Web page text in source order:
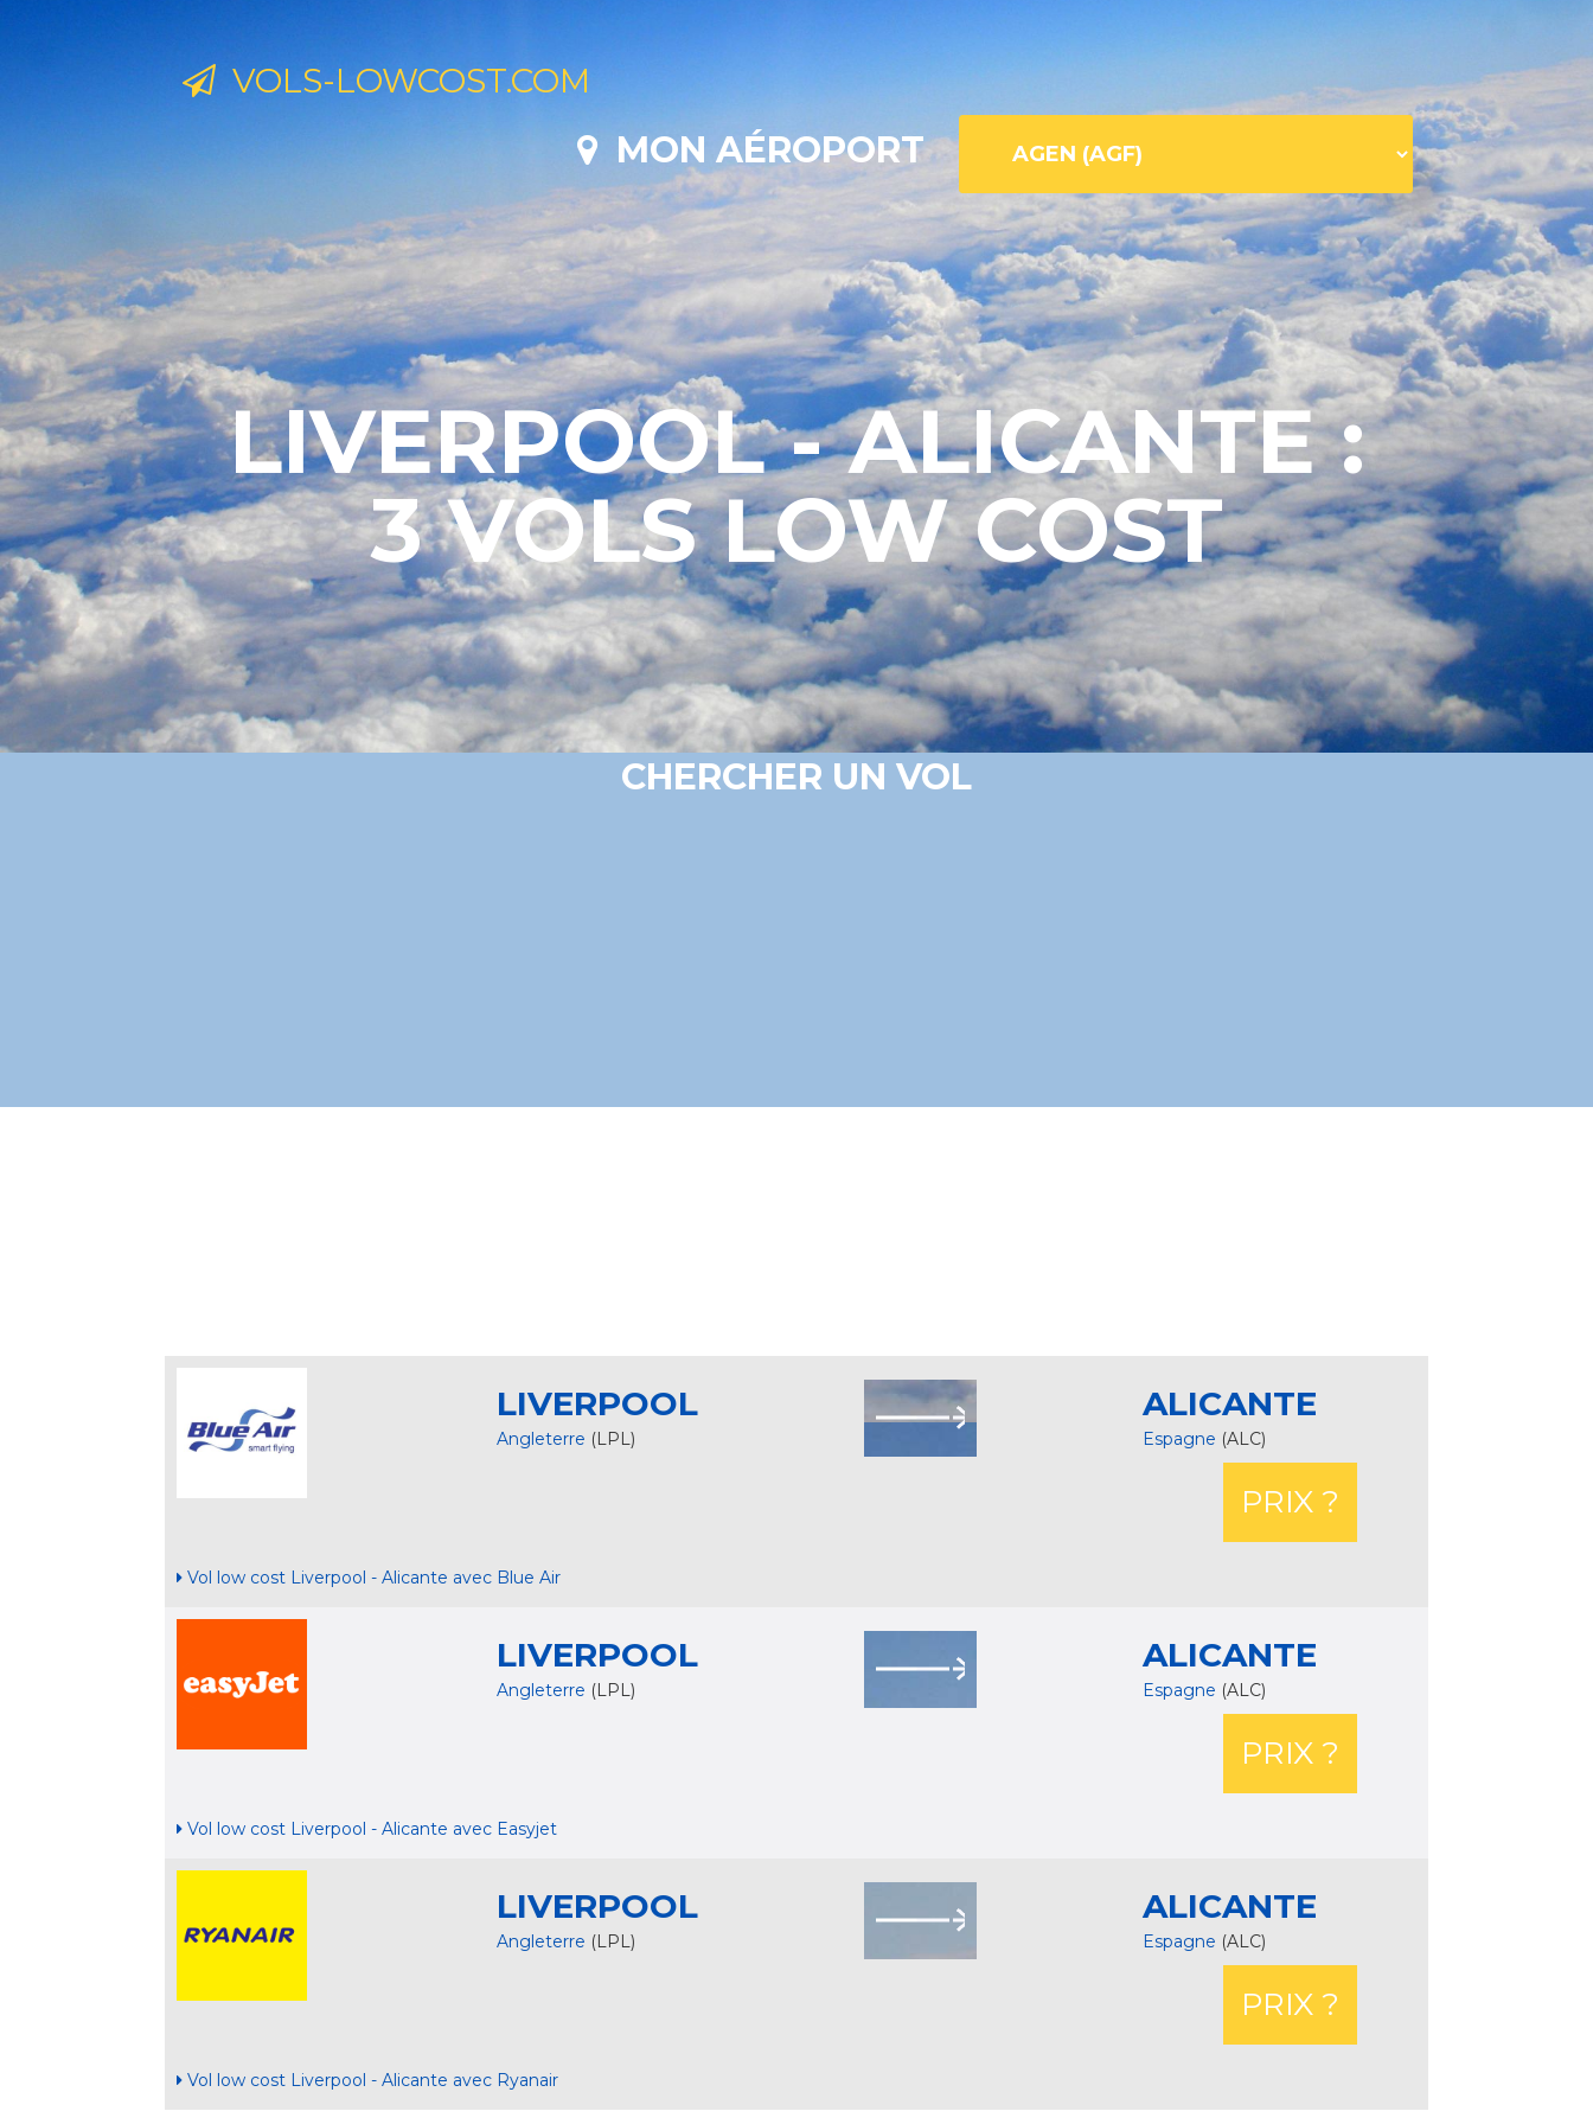
VOLS-LOWCOST.COM
MON AÉROPORT
LIVERPOOL - ALICANTE :
3 VOLS LOW COST
CHERCHER UN VOL
LIVERPOOL
Angleterre (LPL)
ALICANTE
Espagne (ALC)
PRIX ?
Vol low cost Liverpool - Alicante avec Blue Air
LIVERPOOL
Angleterre (LPL)
ALICANTE
Espagne (ALC)
PRIX ?
Vol low cost Liverpool - Alicante avec Easyjet
LIVERPOOL
Angleterre (LPL)
ALICANTE
Espagne (ALC)
PRIX ?
Vol low cost Liverpool - Alicante avec Ryanair